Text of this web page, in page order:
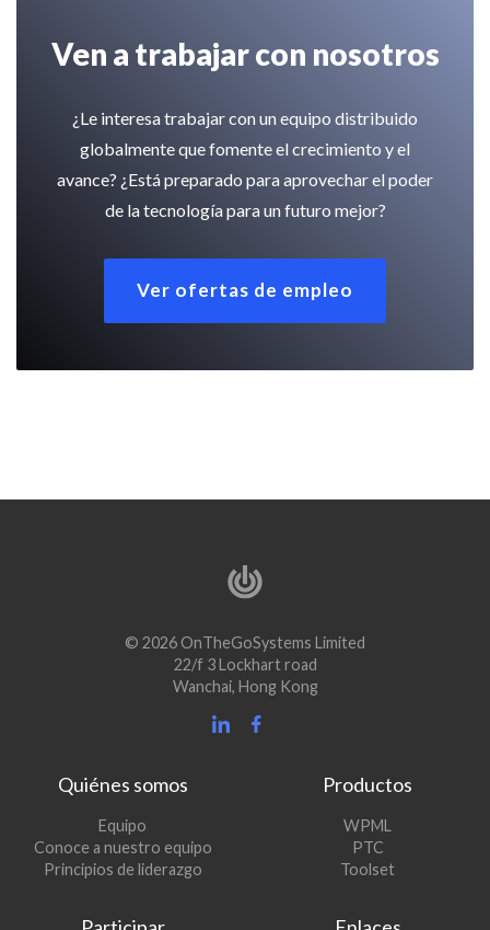
Ven a trabajar con nosotros
¿Le interesa trabajar con un equipo distribuido
globalmente que fomente el crecimiento y el
avance? ¿Está preparado para aprovechar el poder
de la tecnología para un futuro mejor?
Ver ofertas de empleo
© 2026 OnTheGoSystems Limited
22/f 3 Lockhart road
Wanchai, Hong Kong
Quiénes somos
Equipo
Conoce a nuestro equipo
Principios de liderazgo
Productos
WPML
en
PTC(se
abre
Toolset(se